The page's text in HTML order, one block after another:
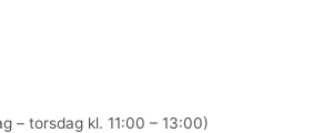
– torsdag kl. 11:00 – 13:00)